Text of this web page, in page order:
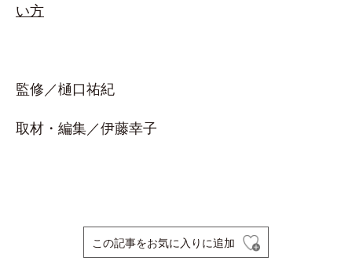
い方
監修／樋口祐紀
取材・編集／伊藤幸子
この記事をお気に入りに追加